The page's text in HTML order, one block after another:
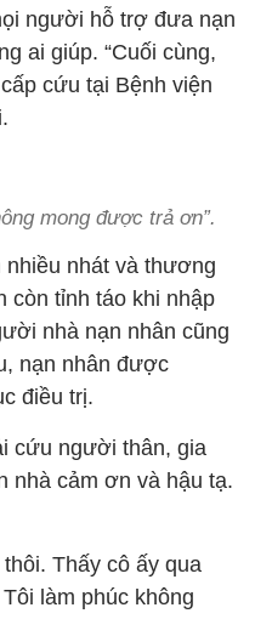
người hỗ trợ đưa nạn
ai giúp. “Cuối cùng,
cứu tại Bệnh viện
mong được trả ơn”.
nhiều nhát và thương
còn tỉnh táo khi nhập
nhà nạn nhân cũng
nạn nhân được
điều trị.
cứu người thân, gia
nhà cảm ơn và hậu tạ.
Thấy cô ấy qua
làm phúc không